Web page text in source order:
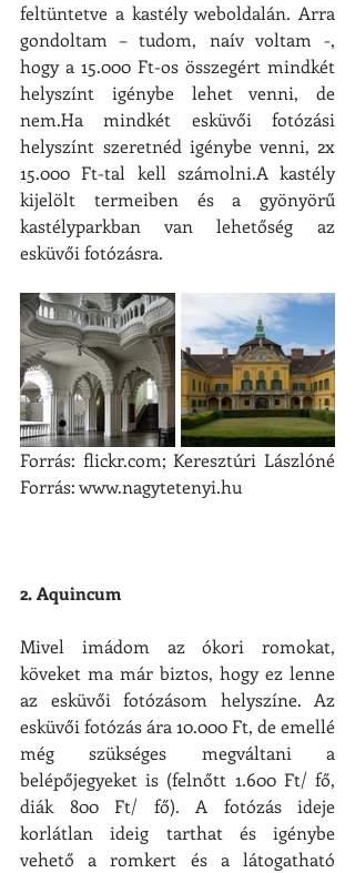
feltüntetve a kastély weboldalán. Arra
gondoltam – tudom, naív voltam -,
hogy a 15.000 Ft-os összegért mindkét
helyszínt igénybe lehet venni, de
nem.Ha mindkét esküvői fotózási
helyszínt szeretnéd igénybe venni, 2x
15.000 Ft-tal kell számolni.A kastély
kijelölt termeiben és a gyönyörű
kastélyparkban van lehetőség az
esküvői fotózásra.
​Forrás: flickr.com; Keresztúri Lászlóné
Forrás: www.nagytetenyi.hu
2. Aquincum
Mivel imádom az ókori romokat,
köveket ma már biztos, hogy ez lenne
az esküvői fotózásom helyszíne. Az
esküvői fotózás ára 10.000 Ft, de emellé
még szükséges megváltani a
belépőjegyeket is (felnőtt 1.600 Ft/ fő,
diák 800 Ft/ fő). A fotózás ideje
korlátlan ideig tarthat és igénybe
vehető a romkert és a látogatható